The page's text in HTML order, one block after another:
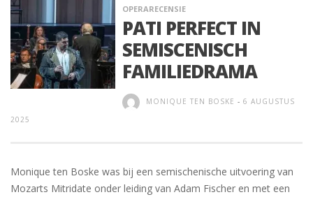
OPERARECENSIE
PATI PERFECT IN
SEMISCENISCH
FAMILIEDRAMA
MONIQUE TEN BOSKE - 6 AUGUSTUS
2025
Monique ten Boske was bij een semischenische uitvoering van
Mozarts Mitridate onder leiding van Adam Fischer en met een